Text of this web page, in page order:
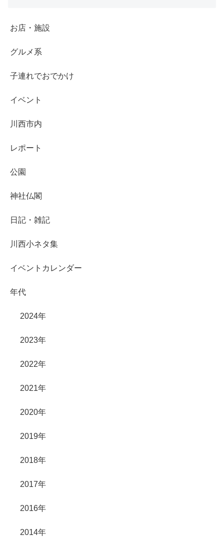
お店・施設
グルメ系
子連れでおでかけ
イベント
川西市内
レポート
公園
神社仏閣
日記・雑記
川西小ネタ集
イベントカレンダー
年代
2024年
2023年
2022年
2021年
2020年
2019年
2018年
2017年
2016年
2014年